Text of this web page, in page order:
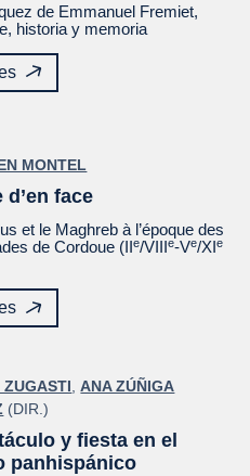
de Emmanuel Fremiet,
historia y memoria
MONTEL
d’en face
et le Maghreb à l’époque des
de Cordoue (IIe/VIIIe-Ve/XIe
ZUGASTI,ANA ZÚÑIGA
(DIR.)
y fiesta en el
panhispánico